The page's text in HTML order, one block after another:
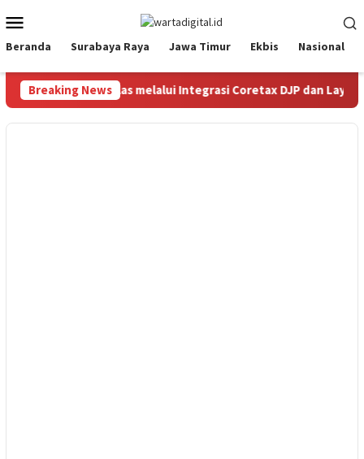
ke
kontenMobile
Beranda Surabaya Raya Jawa Timur Ekbis Nasional
Breaking News
UMKM Naik Kelas melalui Integrasi Coretax DJP dan